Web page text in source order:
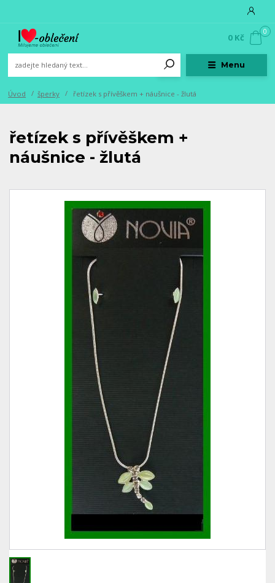
Menu
0
0 Kč
Úvod šperky řetízek s přívěškem + náušnice - žlutá
řetízek s přívěškem +
náušnice - žlutá